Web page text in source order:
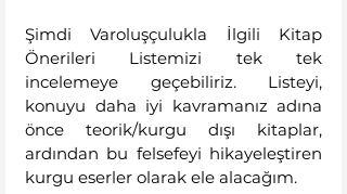
Şimdi Varoluşçulukla İlgili Kitap
Önerileri Listemizi tek tek
incelemeye geçebiliriz. Listeyi,
konuyu daha iyi kavramanız adına
önce teorik/kurgu dışı kitaplar,
ardından bu felsefeyi hikayeleştiren
kurgu eserler olarak ele alacağım.